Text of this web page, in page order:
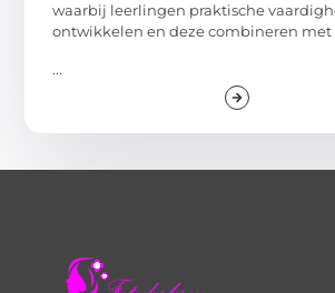
waarbij leerlingen praktische
ontwikkelen en deze combineren met
...